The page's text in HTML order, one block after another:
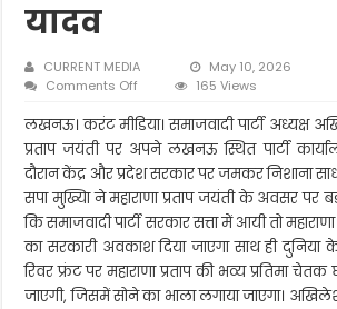
यादव
CURRENT MEDIA May 10, 2026
Comments Off
प्रताप
की
प्रतिमा
पर
लगेगा
सोने
भाला-
अखिलेश
यादव
165 Views
लखनऊ। करंट मीडिया। समाजवादी पार्टी अध्यक्ष
प्रताप जयंती पर अपने लखनऊ स्थित पार्टी
दौरान केंद्र और प्रदेश सरकार पर जमकर निशाना
सपा मुख्यिा ने महाराणा प्रताप जयंती के अवसर पर
कि समाजवादी पार्टी सरकार सत्ता में आयी तो
का सरकारी अवकाश दिया जाएगा साथ ही दुनिया
रिवर फ्रंट पर महाराणा प्रताप की भव्य प्रतिमा
जाएगी, जिसमें सोने का भाला लगाया जाएगा।